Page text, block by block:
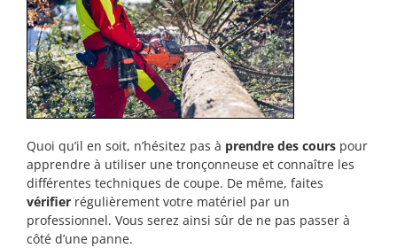
Quoi qu’il en soit, n’hésitez pas à prendre des cours pour
apprendre à utiliser une tronçonneuse et connaître les
différentes techniques de coupe. De même, faites
vérifier régulièrement votre matériel par un
professionnel. Vous serez ainsi sûr de ne pas passer à
côté d’une panne.